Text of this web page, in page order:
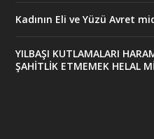
Kadının Eli ve Yüzü Avret
YILBAŞI KUTLAMALARI
ŞAHİTLİK ETMEMEK HELAL